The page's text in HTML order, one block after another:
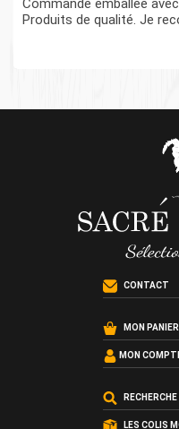
Commande emballée
Produits de qualité. Je
CONTACT
MON PANIER
MON
RECHERCHE
LES COLIS